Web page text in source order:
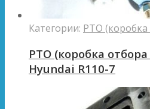
Категории: PTO
PTO (коробка
Hyundai R110-7